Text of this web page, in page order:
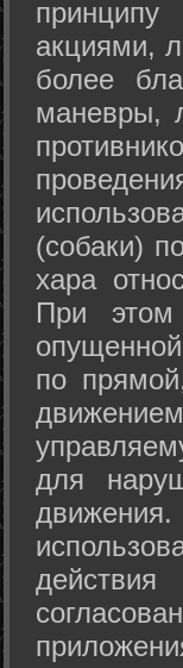
акциями,
более
маневры,
(собаки)
хара
При этом
по
для